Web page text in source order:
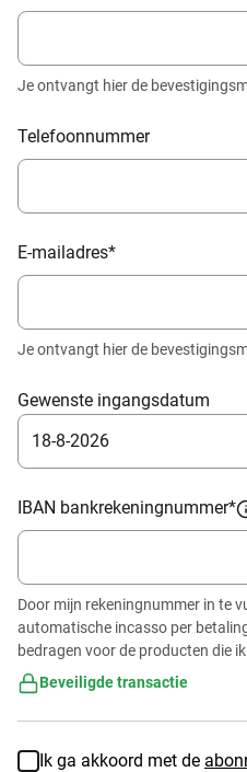
Je ontvangt hier de
Telefoonnummer
E-mailadres*
Je ontvangt hier de
Gewenste ingangsdatum
18-8-2026
IBAN bankrekeningnummer*
Door mijn rekeningnummer in te
automatische incasso per
bedragen voor de producten die
Beveiligde transactie
Ik ga akkoord met de